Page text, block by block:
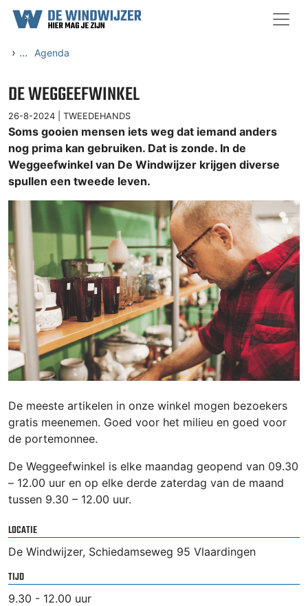
Ga naar content
› ... Agenda
DE WEGGEEFWINKEL
26-8-2024 | TWEEDEHANDS
Soms gooien mensen iets weg dat iemand anders
nog prima kan gebruiken. Dat is zonde. In de
Weggeefwinkel van De Windwijzer krijgen diverse
spullen een tweede leven.
De meeste artikelen in onze winkel mogen bezoekers
gratis meenemen. Goed voor het milieu en goed voor
de portemonnee.
De Weggeefwinkel is elke maandag geopend van 09.30
– 12.00 uur en op elke derde zaterdag van de maand
tussen 9.30 – 12.00 uur.
LOCATIE
De Windwijzer, Schiedamseweg 95 Vlaardingen
TIJD
9.30 - 12.00 uur